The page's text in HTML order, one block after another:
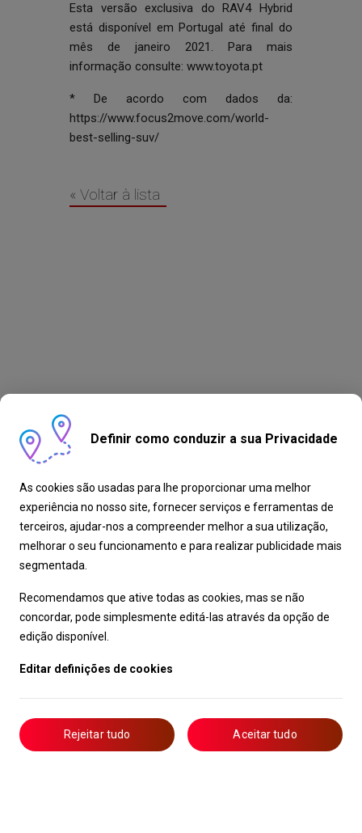
Esta versão exclusiva do RAV4 Hybrid
está disponível em Portugal até final do
mês de janeiro 2021. Para mais
informação consulte:www.toyota.pt
* De acordo com dados da:
https://www.focus2move.com/world-
best-selling-suv/
« Voltar à lista
Definir como conduzir a sua Privacidade
As cookies são usadas para lhe proporcionar uma melhor
experiência no nosso site, fornecer serviços e ferramentas de
terceiros, ajudar-nos a compreender melhor a sua utilização,
melhorar o seu funcionamento e para realizar publicidade mais
segmentada.
Recomendamos que ative todas as cookies, mas se não
concordar, pode simplesmente editá-las através da opção de
edição disponível.
Editar definições de cookies
Rejeitar tudo Aceitar tudo